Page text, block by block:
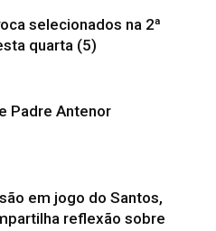
selecionados na 2ª
quarta (5)
Padre Antenor
em jogo do Santos,
reflexão sobre